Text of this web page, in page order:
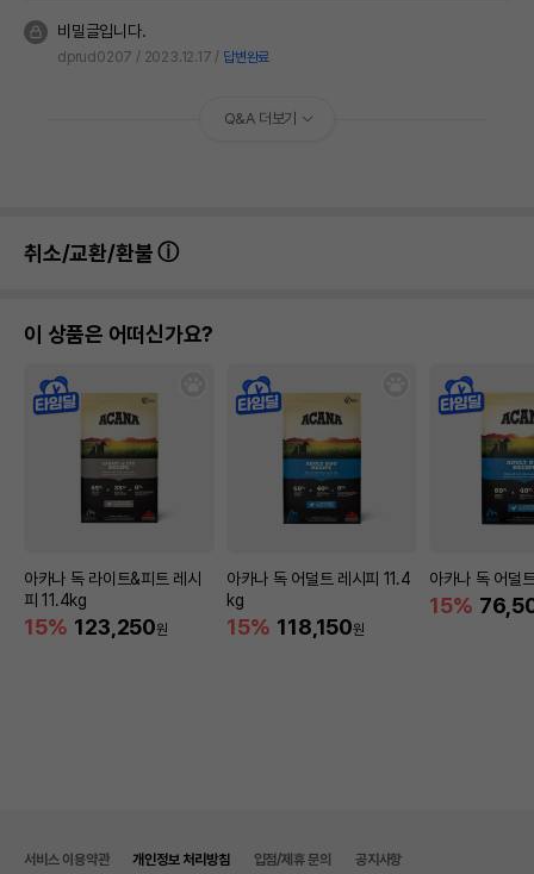
비밀글입니다.
dprud0207 2023.12.17 답변완료
Q&A 더보기
취소/교환/환불
이 상품은 어떠신가요?
아카나 독 라이트&피트 레시
피 11.4kg
15% 123,250원
아카나 독 어덜트 레시피 11.4
kg
15% 118,150원
아카나 독 어덜
15%
서비스 이용약관 개인정보 처리방침 입점/제휴 문의 공지사항